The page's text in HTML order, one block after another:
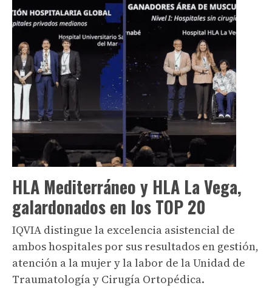
HLA Mediterráneo y HLA La Vega,
galardonados en los TOP 20
IQVIA distingue la excelencia asistencial de
ambos hospitales por sus resultados en gestión,
atención a la mujer y la labor de la Unidad de
Traumatología y Cirugía Ortopédica.